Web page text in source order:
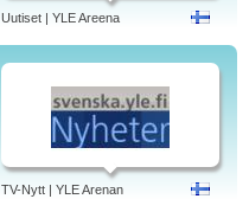
Uutiset | YLE Areena
TV-Nytt | YLE Arenan